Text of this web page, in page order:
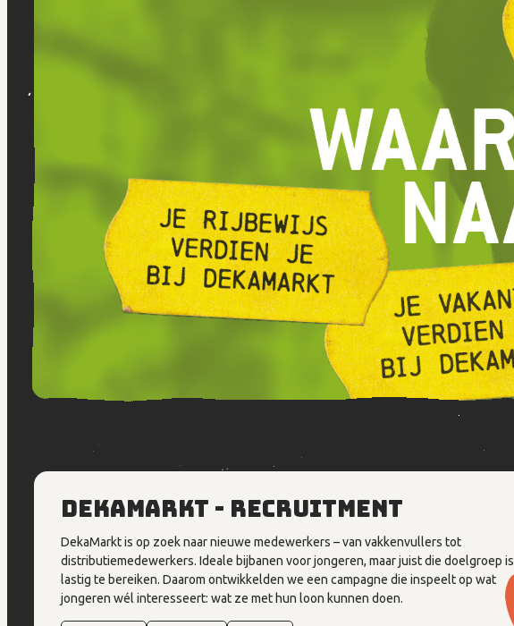
DekaMarkt - Recruitment
DekaMarkt is op zoek naar nieuwe medewerkers – van vakkenvullers tot
distributiemedewerkers. Ideale bijbanen voor jongeren, maar juist die doelgroep is
lastig te bereiken. Daarom ontwikkelden we een campagne die inspeelt op wat
jongeren wél interesseert: wat ze met hun loon kunnen doen.